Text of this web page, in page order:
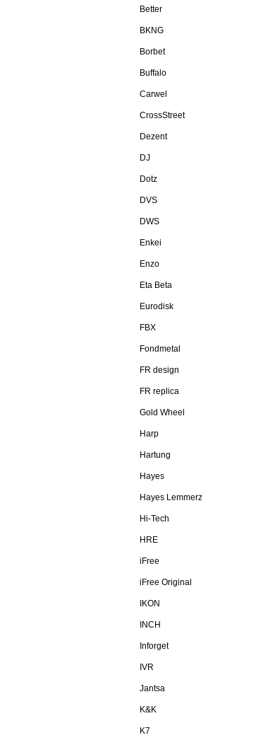
Better
BKNG
Borbet
Buffalo
Carwel
CrossStreet
Dezent
DJ
Dotz
DVS
DWS
Enkei
Enzo
Eta Beta
Eurodisk
FBX
Fondmetal
FR design
FR replica
Gold Wheel
Harp
Hartung
Hayes
Hayes Lemmerz
Hi-Tech
HRE
iFree
iFree Original
IKON
INCH
Inforget
IVR
Jantsa
K&K
K7